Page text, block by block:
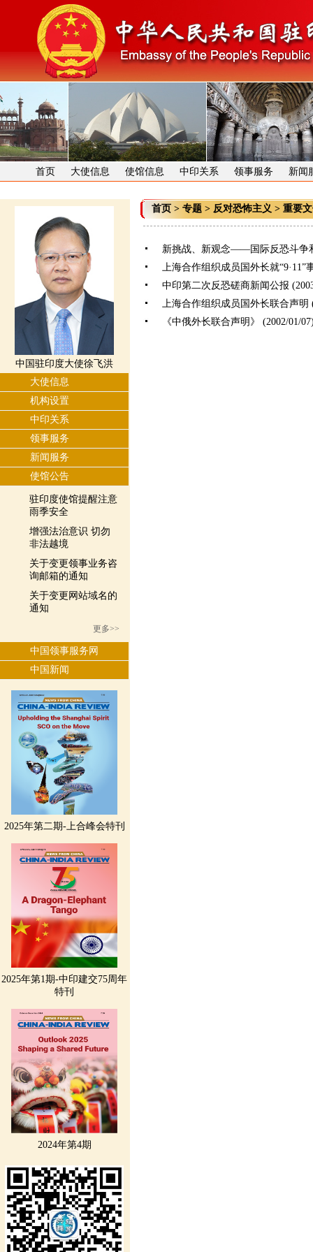
首页 大使信息 使馆信息 中印关系 领事服务 新闻
中国驻印度大使徐飞洪
大使信息
机构设置
中印关系
领事服务
新闻服务
使馆公告
驻印度使馆提醒注意
雨季安全
增强法治意识 切勿
非法越境
关于变更领事业务咨
询邮箱的通知
关于变更网站域名的
通知
更多>>
中国领事服务网
中国新闻
2025年第二期-上合峰会特刊
2025年第1期-中印建交75周年
特刊
2024年第4期
首页 > 专题 > 反对恐怖主义 > 重要
新挑战、新观念——国际反恐斗争
上海合作组织成员国外长就“9·11”
中印第二次反恐磋商新闻公报
上海合作组织成员国外长联合声明
《中俄外长联合声明》 (2002/01/